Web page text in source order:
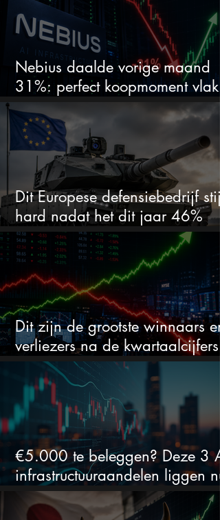
Nebius daalde vorige maand
31%: perfect koopmoment vlak
voor kwartaalcijfers?
Dit Europese defensiebedrijf
hard nadat het dit jaar 46%
daalde: mooie koopkans?
Dit zijn de grootste winnaars en
verliezers na de kwartaalcijfers
(2 springen eruit)
€5.000 te beleggen? Deze 3
infrastructuuraandelen liggen nu
in de uitverkoop